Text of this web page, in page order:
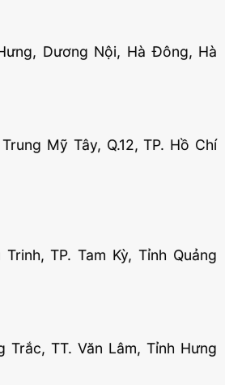
Dương Nội, Hà Đông, Hà
Mỹ Tây, Q.12, TP. Hồ Chí
TP. Tam Kỳ, Tỉnh Quảng
Trắc, TT. Văn Lâm, Tỉnh Hưng